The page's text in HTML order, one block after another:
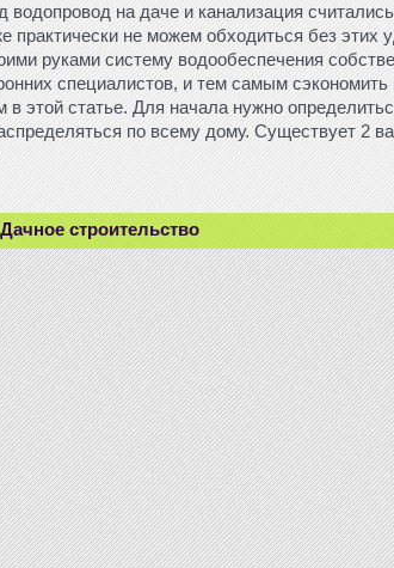
водопровод на даче и канализация
не можем обходиться без этих
руками систему водообеспечения
специалистов, и тем самым
в этой статье. Для начала нужно
по всему дому. Существует 2
Дачное строительство